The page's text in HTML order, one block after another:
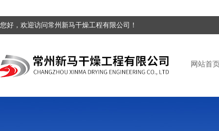
您好，欢迎访问常州新马干燥工程有限公司！
网站首